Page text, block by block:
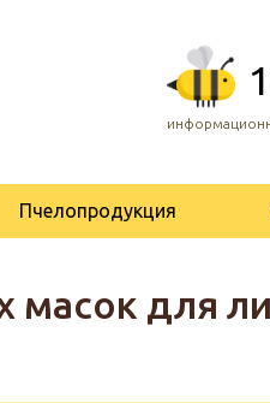
Пчелопродукция
масок для